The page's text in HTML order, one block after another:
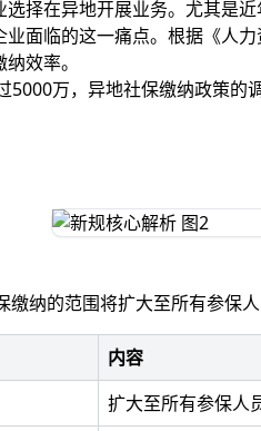
择在异地开展业务。尤其是
面临的这一痛点。根据《人
效率。
万，异地社保缴纳政策的
缴纳的范围将扩大至所有参保
内容
扩大至所有参保人